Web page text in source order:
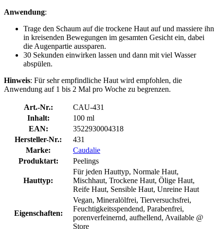
Anwendung:
Trage den Schaum auf die trockene Haut auf und massiere ihn
in kreisenden Bewegungen im gesamten Gesicht ein, dabei
die Augenpartie aussparen.
30 Sekunden einwirken lassen und dann mit viel Wasser
abspülen.
Hinweis: Für sehr empfindliche Haut wird empfohlen, die
Anwendung auf 1 bis 2 Mal pro Woche zu begrenzen.
Art.-Nr.:
CAU-431
Inhalt:
100 ml
EAN:
3522930004318
Hersteller-Nr.:
431
Marke:
Caudalie
Produktart:
Peelings
Hauttyp:
Für jeden Hauttyp, Normale Haut,
Mischhaut, Trockene Haut, Ölige Haut,
Reife Haut, Sensible Haut, Unreine Haut
Eigenschaften:
Vegan, Mineralölfrei, Tierversuchsfrei,
Feuchtigkeitsspendend, Parabenfrei,
porenverfeinernd, aufhellend, Available @
Store